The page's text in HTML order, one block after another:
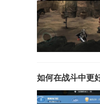
如何在战斗中更